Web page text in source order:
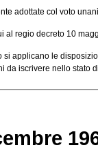
adottate col voto
regio decreto 10
applicano le
iscrivere nello stato